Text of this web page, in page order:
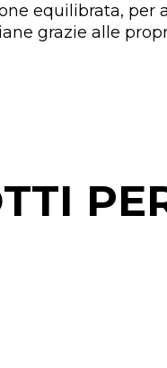
equilibrata, per
grazie alle